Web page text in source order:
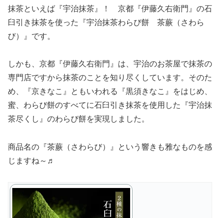
抹茶といえば『宇治抹茶』！ 京都 『伊藤久右衛門』の石
臼引き抹茶を使った『宇治抹茶わらび餅 茶蕨（さわら
び）』です。
しかも、京都 『伊藤久右衛門』は、宇治のお茶屋で抹茶の
専門店ですから抹茶のことを知り尽くしています。そのた
め、『京きなこ』ともいわれる『黒須きなこ』をはじめ、
蜜、わらび餅のすべてに石臼引き抹茶を使用した『宇治抹
茶尽くし』のわらび餅を実現しました。
商品名の『茶蕨（さわらび）』という響きも雅なものを感
じますね～♬